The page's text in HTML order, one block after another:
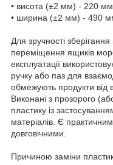
• висота (±2 мм) - 220 мм
• ширина (±2 мм) - 490
Для зручності
переміщення ящиків
експлуатації
ручку або паз для
обмежують продукти від
Виконані з прозорого
пластику із
матеріалів. Є
довговічними.
Причиною заміни